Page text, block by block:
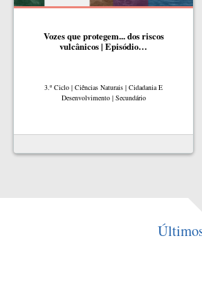
Vozes que protegem... dos riscos
vulcânicos | Episódio…
3.º Ciclo | Ciências Naturais | Cidadania E
Desenvolvimento | Secundário